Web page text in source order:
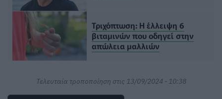
Τριχόπτωση: Η έλλειψη 6
βιταμινών που οδηγεί στην
απώλεια μαλλιών
Τελευταία τροποποίηση στις 13/09/2024 - 10:38